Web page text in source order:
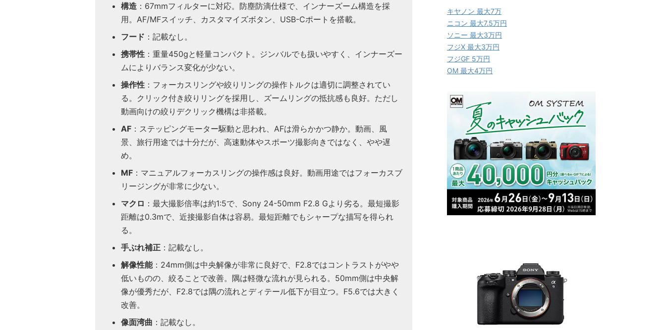
構造 ：67mmフィルターに対応。防塵防滴仕様で、インナーズーム構造を採
用。AF/MFスイッチ、カスタマイズボタン、USB-Cポートを搭載。
フード ：記載なし。
携帯性 ：重量450gと軽量コンパクト。ジンバルでも扱いやすく、インナーズー
ムによりバランス変化が少ない。
操作性 ：フォーカスリングや絞りリングの操作トルクは適切に調整されてい
る。クリック付き絞りリングを採用し、ズームリングの抵抗感も良好。ただし
動画向けの絞りデクリック機構は非搭載。
AF ：ステッピングモーター駆動と思われ、AFは滑らかかつ静か。動画、風
景、旅行用途では十分だが、高速動体やスポーツ撮影向きではなく、やや遅
め。
MF ：マニュアルフォーカスリングの操作感は良好。動画用途ではフォーカスブ
リージングが非常に少ない。
マクロ ：最大撮影倍率は約1:5で、Sony 24-50mm F2.8 Gより劣る。最短撮影
距離は0.3mで、近接撮影自体は容易。最短距離でもシャープな描写を得られ
る。
手ぶれ補正 ：記載なし。
解像性能：24mm側は中央解像が非常に良好で、F2.8ではコントラストがやや
低いものの、絞ることで改善。隅は軽微な流れが見られる。50mm側は中央解
像が優秀だが、F2.8では隅の流れとディテール低下が目立つ。F5.6では大きく
改善。
像面湾曲 ：記載なし。
キヤノン 最大7万
ニコン 最大7.5万円
ソニー 最大3万円
フジX 最大3万円
フジGF 5万円
OM 最大4万円